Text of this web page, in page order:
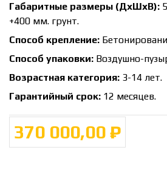
Габаритные размеры (ДхШхВ):
+400 мм. грунт.
Способ крепление:
Способ упаковки: Воздушно-
Возрастная категория: 3-14 лет.
Гарантийный срок: 12 месяцев.
370 000,00 ₽